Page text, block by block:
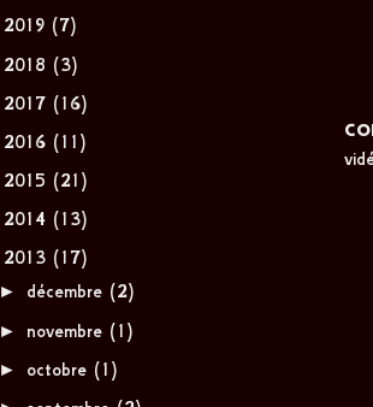
2019 (7)
2018 (3)
2017 (16)
2016 (11)
2015 (21)
2014 (13)
2013 (17)
► décembre (2)
► novembre (1)
► octobre (1)